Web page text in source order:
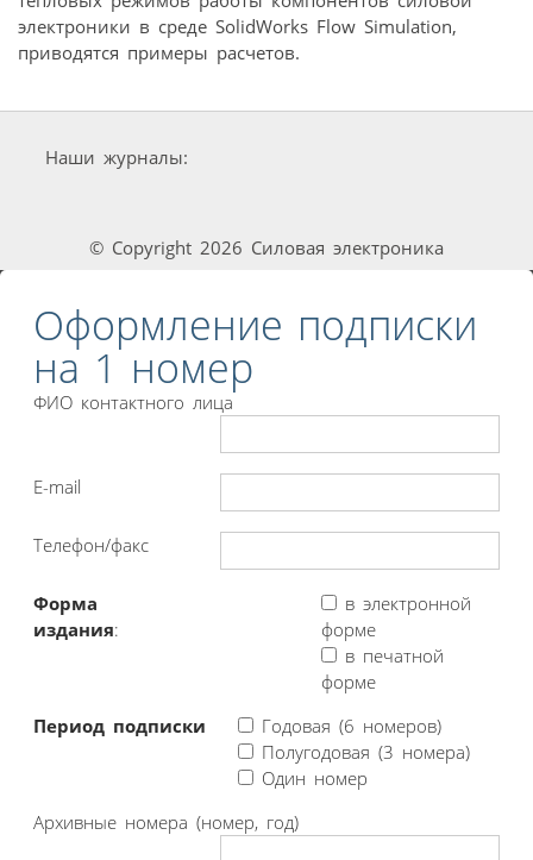
электроники в среде SolidWorks Flow Simulation,
приводятся примеры расчетов.
Наши журналы:
© Copyright 2026 Силовая электроника
Оформление подписки
на 1 номер
ФИО контактного лица
E-mail
Телефон/факс
Форма
издания:
в электронной
форме
в печатной
форме
Период подписки
Годовая (6 номеров)
Полугодовая (3 номера)
Один номер
Архивные номера (номер, год)